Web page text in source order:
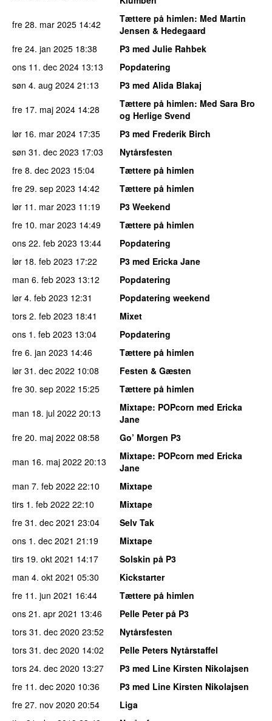
fre 28. mar 2025 14:42 Tættere på himlen: Med Martin
Jensen & Hedegaard
fre 24. jan 2025 18:38
P3 med Julie Rahbek
ons 11. dec 2024 13:13
Popdatering
søn 4. aug 2024 21:13
P3 med Alida Blakaj
fre 17. maj 2024 14:28 Tættere på himlen: Med Sara Bro
og Herlige Svend
lør 16. mar 2024 17:35
P3 med Frederik Birch
søn 31. dec 2023 17:03
Nytårsfesten
fre 8. dec 2023 15:04
Tættere på himlen
fre 29. sep 2023 14:42
Tættere på himlen
lør 11. mar 2023 11:19
P3 Weekend
fre 10. mar 2023 14:49
Tættere på himlen
ons 22. feb 2023 13:44
Popdatering
lør 18. feb 2023 17:22
P3 med Ericka Jane
man 6. feb 2023 13:12
Popdatering
lør 4. feb 2023 12:31
Popdatering weekend
tors 2. feb 2023 18:41
Mixet
ons 1. feb 2023 13:04
Popdatering
fre 6. jan 2023 14:46
Tættere på himlen
lør 31. dec 2022 10:08
Festen & Gæsten
fre 30. sep 2022 15:25
Tættere på himlen
man 18. jul 2022 20:13 Mixtape: POPcorn med Ericka
Jane
fre 20. maj 2022 08:58
Go’ Morgen P3
man 16. maj 2022 20:13 Mixtape: POPcorn med Ericka
Jane
man 7. feb 2022 22:10
Mixtape
tirs 1. feb 2022 22:10
Mixtape
fre 31. dec 2021 23:04
Selv Tak
ons 1. dec 2021 21:19
Mixtape
tirs 19. okt 2021 14:17
Solskin på P3
man 4. okt 2021 05:30
Kickstarter
fre 11. jun 2021 16:44
Tættere på himlen
ons 21. apr 2021 13:46
Pelle Peter på P3
tors 31. dec 2020 23:52
Nytårsfesten
tors 31. dec 2020 14:02
Pelle Peters Nytårstaffel
tors 24. dec 2020 13:27
P3 med Line Kirsten Nikolajsen
fre 11. dec 2020 10:36
P3 med Line Kirsten Nikolajsen
fre 27. nov 2020 20:54
Liga